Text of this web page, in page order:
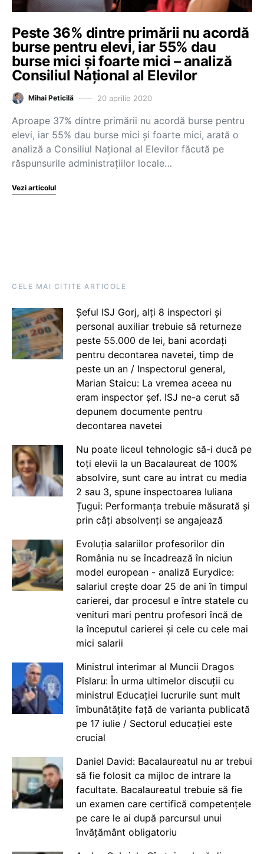
Peste 36% dintre primării nu acordă
burse pentru elevi, iar 55% dau
burse mici și foarte mici – analiză
Consiliul Național al Elevilor
Mihai Peticilă 20 aprilie 2020
Aproape 37% dintre primării nu acordă burse pentru
elevi, iar 55% dau burse mici și foarte mici, arată o
analiză a Consiliul Național al Elevilor făcută pe
răspunsurile administrațiilor locale…
Vezi articolul
CELE MAI CITITE ARTICOLE
Șeful ISJ Gorj, alți 8 inspectori și
personal auxiliar trebuie să returneze
peste 55.000 de lei, bani acordați
pentru decontarea navetei, timp de
peste un an / Inspectorul general,
Marian Staicu: La vremea aceea nu
eram inspector șef. ISJ ne-a cerut să
depunem documente pentru
decontarea navetei
Nu poate liceul tehnologic să-i ducă pe
toți elevii la un Bacalaureat de 100%
absolvire, sunt care au intrat cu media
2 sau 3, spune inspectoarea Iuliana
Țugui: Performanța trebuie măsurată și
prin câți absolvenți se angajează
Evoluția salariilor profesorilor din
România nu se încadrează în niciun
model european - analiză Eurydice:
salariul crește doar 25 de ani în timpul
carierei, dar procesul e între statele cu
venituri mari pentru profesori încă de
la începutul carierei și cele cu cele mai
mici salarii
Ministrul interimar al Muncii Dragos
Pîslaru: În urma ultimelor discuții cu
ministrul Educației lucrurile sunt mult
îmbunătățite față de varianta publicată
pe 17 iulie / Sectorul educației este
crucial
Daniel David: Bacalaureatul nu ar trebui
să fie folosit ca mijloc de intrare la
facultate. Bacalaureatul trebuie să fie
un examen care certifică competențele
pe care le ai după parcursul unui
învățământ obligatoriu